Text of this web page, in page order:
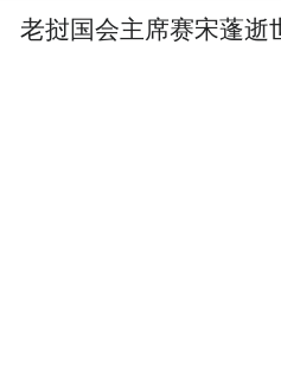
老挝国会主席赛宋蓬逝